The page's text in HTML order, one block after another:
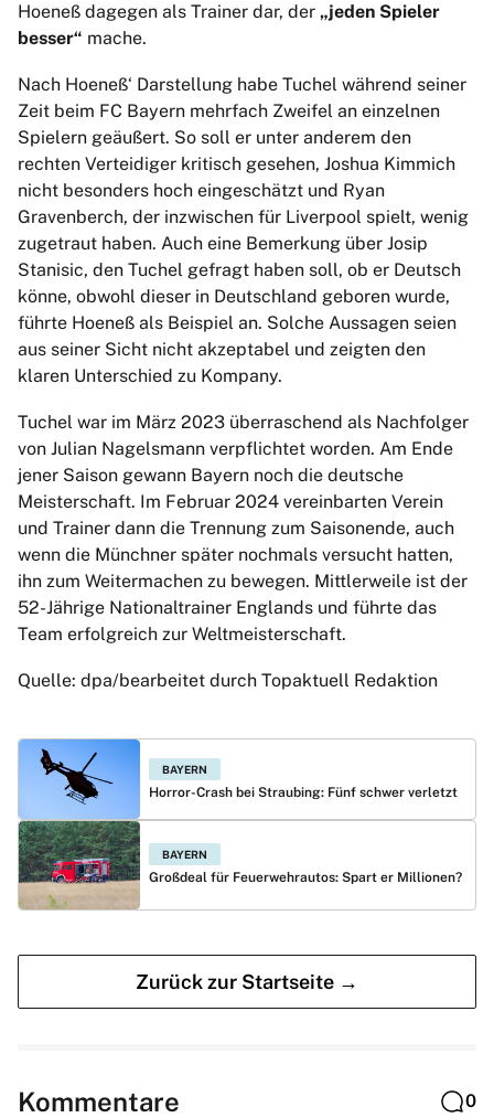
Hoeneß dagegen als Trainer dar, der „jeden Spieler
besser“ mache.
Nach Hoeneß‘ Darstellung habe Tuchel während seiner
Zeit beim FC Bayern mehrfach Zweifel an einzelnen
Spielern geäußert. So soll er unter anderem den
rechten Verteidiger kritisch gesehen, Joshua Kimmich
nicht besonders hoch eingeschätzt und Ryan
Gravenberch, der inzwischen für Liverpool spielt, wenig
zugetraut haben. Auch eine Bemerkung über Josip
Stanisic, den Tuchel gefragt haben soll, ob er Deutsch
könne, obwohl dieser in Deutschland geboren wurde,
führte Hoeneß als Beispiel an. Solche Aussagen seien
aus seiner Sicht nicht akzeptabel und zeigten den
klaren Unterschied zu Kompany.
Tuchel war im März 2023 überraschend als Nachfolger
von Julian Nagelsmann verpflichtet worden. Am Ende
jener Saison gewann Bayern noch die deutsche
Meisterschaft. Im Februar 2024 vereinbarten Verein
und Trainer dann die Trennung zum Saisonende, auch
wenn die Münchner später nochmals versucht hatten,
ihn zum Weitermachen zu bewegen. Mittlerweile ist der
52-Jährige Nationaltrainer Englands und führte das
Team erfolgreich zur Weltmeisterschaft.
Quelle: dpa/bearbeitet durch Topaktuell Redaktion
BAYERN
Horror-Crash bei Straubing: Fünf schwer verletzt
BAYERN
Großdeal für Feuerwehrautos: Spart er Millionen?
Zurück zur Startseite →
Kommentare 0